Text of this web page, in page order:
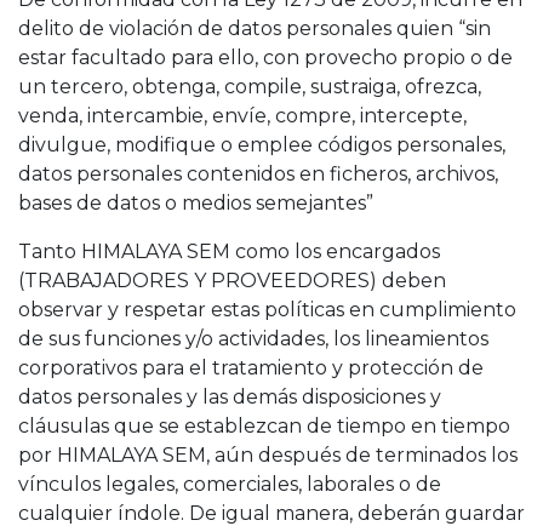
delito de violación de datos personales quien “sin
estar facultado para ello, con provecho propio o de
un tercero, obtenga, compile, sustraiga, ofrezca,
venda, intercambie, envíe, compre, intercepte,
divulgue, modifique o emplee códigos personales,
datos personales contenidos en ficheros, archivos,
bases de datos o medios semejantes”
Tanto HIMALAYA SEM como los encargados
(TRABAJADORES Y PROVEEDORES) deben
observar y respetar estas políticas en cumplimiento
de sus funciones y/o actividades, los lineamientos
corporativos para el tratamiento y protección de
datos personales y las demás disposiciones y
cláusulas que se establezcan de tiempo en tiempo
por HIMALAYA SEM, aún después de terminados los
vínculos legales, comerciales, laborales o de
cualquier índole. De igual manera, deberán guardar